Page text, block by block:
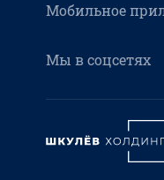
Мобильное
Мы в соцсетях